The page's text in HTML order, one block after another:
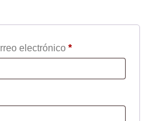
electrónico *